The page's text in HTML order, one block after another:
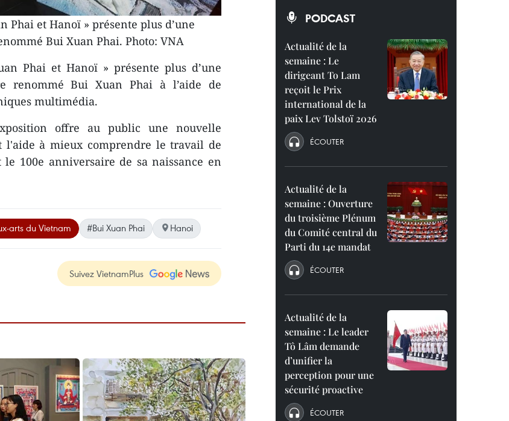
Phai et Hanoï » présente plus d’une
Bui Xuan Phai. Photo: VNA
Phai et Hanoï » présente plus d’une
renommé Bui Xuan Phai à l’aide de
multimédia.
offre au public une nouvelle
l'aide à mieux comprendre le travail de
100e anniversaire de sa naissance en
arts du Vietnam #Bui Xuan Phai Hanoi
Suivez VietnamPlus
PODCAST
Actualité de la
semaine : Le
dirigeant To Lam
reçoit le Prix
international de la
paix Lev Tolstoï 2026
ÉCOUTER
Actualité de la
semaine : Ouverture
du troisième Plénum
du Comité central du
Parti du 14e mandat
ÉCOUTER
Actualité de la
semaine : Le leader
Tô Lâm demande
d’unifier la
perception pour une
sécurité proactive
ÉCOUTER